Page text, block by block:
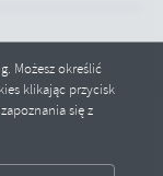
Możesz określić
klikając przycisk
się z